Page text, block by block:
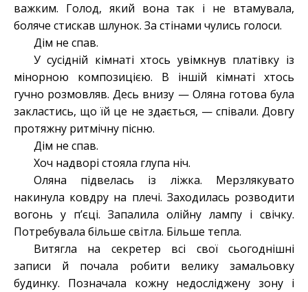
важким. Голод, який вона так і не втамувала,
боляче стискав шлунок. За стінами чулись голоси.
Дім не спав.
У сусідній кімнаті хтось увімкнув платівку із
мінорною композицією. В іншій кімнаті хтось
гучно розмовляв. Десь внизу — Оляна готова була
закластись, що їй це не здається, — співали. Довгу
протяжну ритмічну пісню.
Дім не спав.
Хоч надворі стояла глупа ніч.
Оляна підвелась із ліжка. Мерзлякувато
накинула ковдру на плечі. Заходилась розводити
вогонь у п’єці. Запалила олійну лампу і свічку.
Потребувала більше світла. Більше тепла.
Витягла на секретер всі свої сьогоднішні
записи й почала робити велику замальовку
будинку. Позначала кожну недосліджену зону і